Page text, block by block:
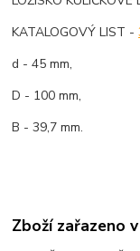
KATALOGOVÝ LIST -
d - 45 mm,
D - 100 mm,
B - 39,7 mm.
Zboží zařazeno